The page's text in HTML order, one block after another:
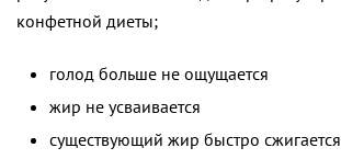
конфетной диеты;
голод больше не ощущается
жир не усваивается
существующий жир быстро сжигается